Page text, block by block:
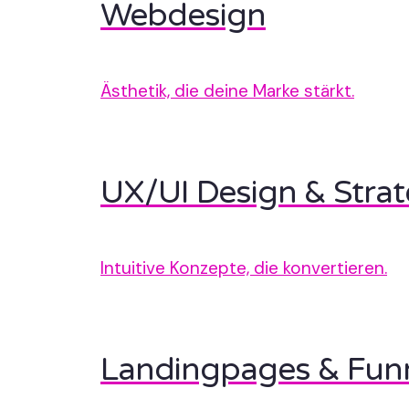
Webdesign
Ästhetik, die deine Marke stärkt.
UX/UI Design &
Intuitive Konzepte, die konvertieren.
Landingpages &